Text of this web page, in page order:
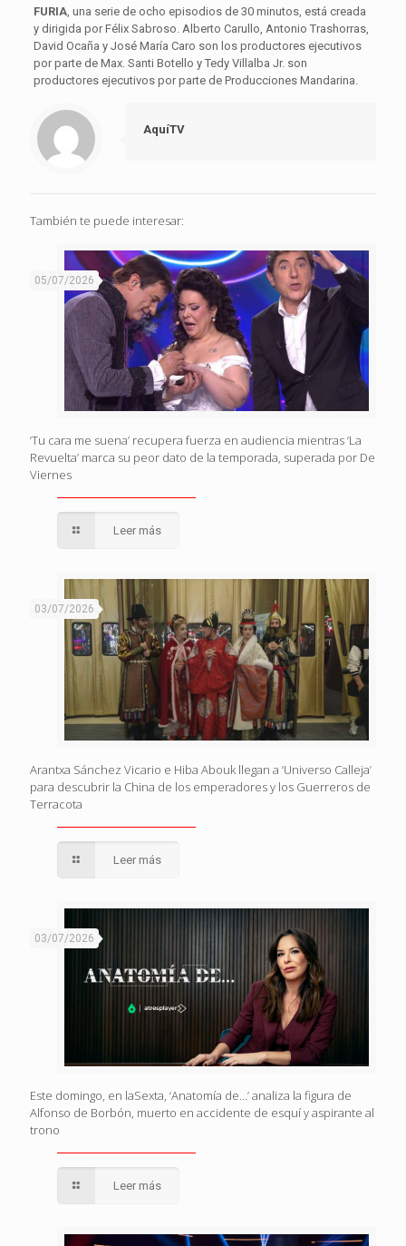
FURIA, una serie de ocho episodios de 30 minutos, está creada
y dirigida por Félix Sabroso. Alberto Carullo, Antonio Trashorras,
David Ocaña y José María Caro son los productores ejecutivos
por parte de Max. Santi Botello y Tedy Villalba Jr. son
productores ejecutivos por parte de Producciones Mandarina.
AquíTV
También te puede interesar:
05/07/2026
‘Tu cara me suena’ recupera fuerza en audiencia mientras ‘La
Revuelta’ marca su peor dato de la temporada, superada por De
Viernes
Leer más
03/07/2026
Arantxa Sánchez Vicario e Hiba Abouk llegan a ‘Universo Calleja’
para descubrir la China de los emperadores y los Guerreros de
Terracota
Leer más
03/07/2026
Este domingo, en laSexta, ‘Anatomía de…’ analiza la figura de
Alfonso de Borbón, muerto en accidente de esquí y aspirante al
trono
Leer más